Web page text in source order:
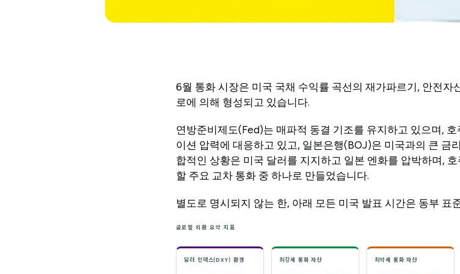
6월 통화 시장은 미국 국채 수익률 곡선의 재가파르기, 안전자
로에 의해 형성되고 있습니다.
연방준비제도(Fed)는 매파적 동결 기조를 유지하고 있으며,
이션 압력에 대응하고 있고, 일본은행(BOJ)은 미국과의 큰 금
합적인 상황은 미국 달러를 지지하고 일본 엔화를 압박하며,
할 주요 교차 통화 중 하나로 만들었습니다.
별도로 명시되지 않는 한, 아래 모든 미국 발표 시간은 동부 표
글로벌 외환 요약 지표
달러 인덱스(DXY) 환경 최강세 통화 자산 최약세 통화 자산